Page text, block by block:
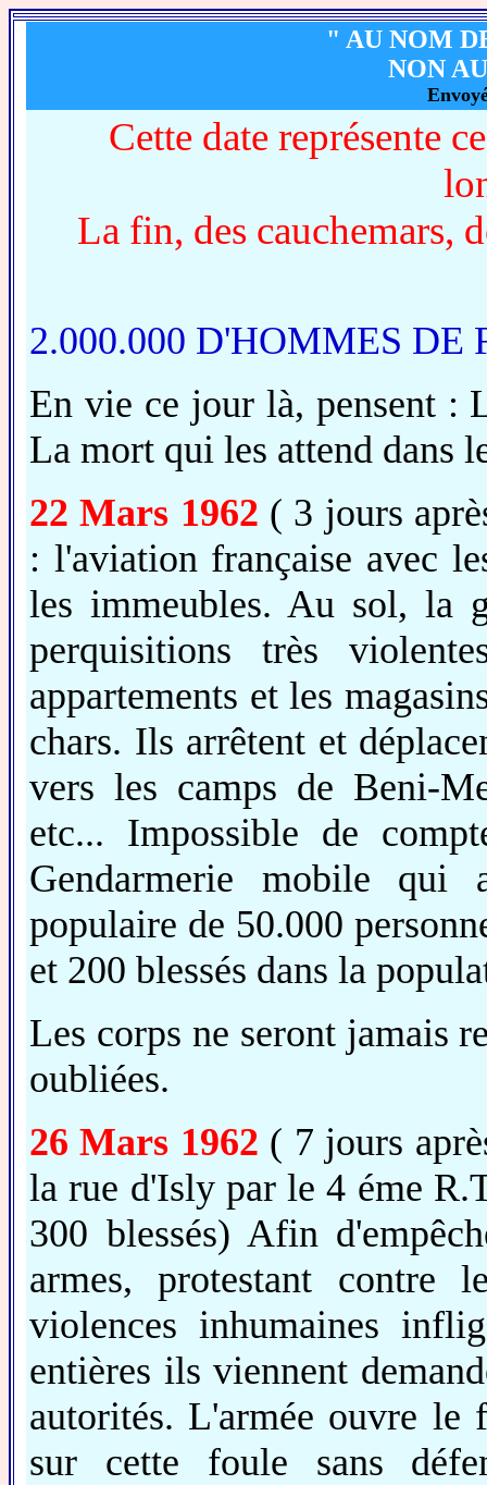
" AU NOM
NON
Cette date représente
La fin, des cauchemars,
2.000.000 D'HOMMES DE
En vie ce jour là, pensent :
La mort qui les attend dans
22 Mars 1962 ( 3 jours
: l'aviation française avec
les immeubles. Au sol, la
perquisitions très
appartements et les
chars. Ils arrêtent et
vers les camps de Beni-
etc... Impossible de
Gendarmerie mobile qui
populaire de 50.000
et 200 blessés dans la
Les corps ne seront jamais
oubliées.
26 Mars 1962 ( 7 jours
la rue d'Isly par le 4 éme
300 blessés) Afin
armes, protestant contre
violences inhumaines
entières ils viennent
autorités. L'armée ouvre le
sur cette foule sans